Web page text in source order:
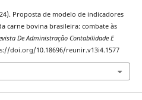
Proposta de modelo de indicadores
carne bovina brasileira: combate às
De Administração Contabilidade E
doi.org/10.18696/reunir.v13i4.1577